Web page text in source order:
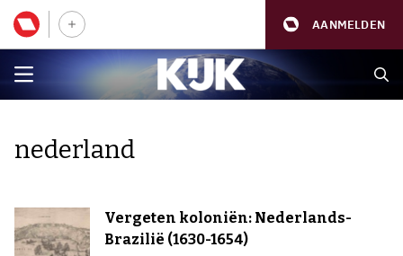
AANMELDEN
nederland
Vergeten koloniën: Nederlands-
Brazilië (1630-1654)